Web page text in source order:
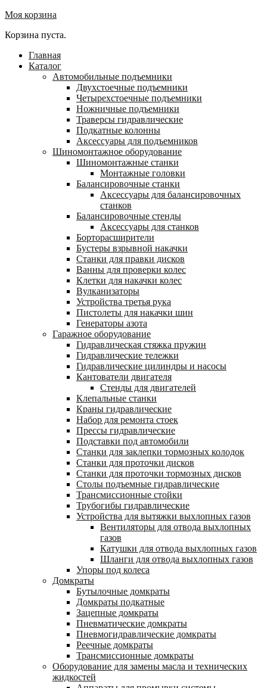
Моя корзина
Корзина пуста.
Главная
Каталог
Автомобильные подъемники
Двухстоечные подъемники
Четырехстоечные подъемники
Ножничные подъемники
Траверсы гидравлические
Подкатные колонны
Аксессуары для подъемников
Шиномонтажное оборудование
Шиномонтажные станки
Монтажные головки
Балансировочные станки
Аксессуары для балансировочных
станков
Балансировочные стенды
Аксессуары для станков
Борторасширители
Бустеры взрывной накачки
Станки для правки дисков
Ванны для проверки колес
Клетки для накачки колес
Вулканизаторы
Устройства третья рука
Пистолеты для накачки шин
Генераторы азота
Гаражное оборудование
Гидравлическая стяжка пружин
Гидравлические тележки
Гидравлические цилиндры и насосы
Кантователи двигателя
Стенды для двигателей
Клепальные станки
Краны гидравлические
Набор для ремонта стоек
Прессы гидравлические
Подставки под автомобили
Станки для заклепки тормозных колодок
Станки для проточки дисков
Станки для проточки тормозных дисков
Столы подъемные гидравлические
Трансмиссионные стойки
Трубогибы гидравлические
Устройства для вытяжки выхлопных газов
Вентиляторы для отвода выхлопных
газов
Катушки для отвода выхлопных газов
Шланги для отвода выхлопных газов
Упоры под колеса
Домкраты
Бутылочные домкраты
Домкраты подкатные
Зацепные домкраты
Пневматические домкраты
Пневмогидравлические домкраты
Реечные домкраты
Трансмиссионные домкраты
Оборудование для замены масла и технических
жидкостей